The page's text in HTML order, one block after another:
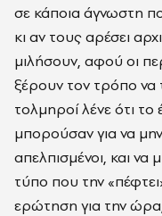
σε κάποια άγνωστη
κι αν τους αρέσει
μιλήσουν, αφού οι
ξέρουν τον τρόπο να
τολμηροί λένε ότι
μπορούσαν για να
απελπισμένοι, και να
τύπο που την
ερώτηση για την ώρα,